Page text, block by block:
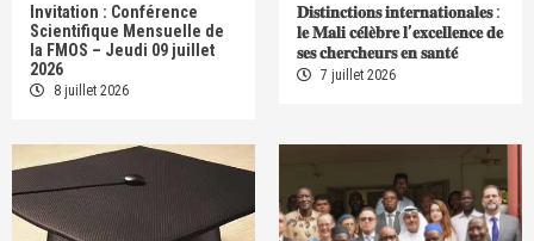
Invitation : Conférence
Scientifique Mensuelle de
la FMOS – Jeudi 09 juillet
2026
8 juillet 2026
𝐃𝐢𝐬𝐭𝐢𝐧𝐜𝐭𝐢𝐨𝐧𝐬 𝐢𝐧𝐭𝐞𝐫𝐧𝐚𝐭𝐢𝐨𝐧𝐚𝐥𝐞𝐬 :
𝐥𝐞 𝐌𝐚𝐥𝐢 𝐜𝐞́𝐥𝐞̀𝐛𝐫𝐞 𝐥’𝐞𝐱𝐜𝐞𝐥𝐥𝐞𝐧𝐜𝐞 𝐝𝐞
𝐬𝐞𝐬 𝐜𝐡𝐞𝐫𝐜𝐡𝐞𝐮𝐫𝐬 𝐞𝐧 𝐬𝐚𝐧𝐭𝐞́
7 juillet 2026